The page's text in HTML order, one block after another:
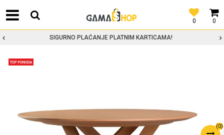
0
0
SIGURNO PLAĆANJE PLATNIM KARTICAMA!
(0)